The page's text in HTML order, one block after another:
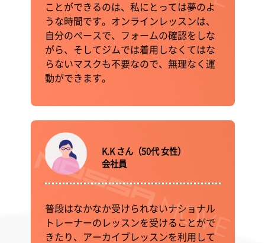
ことができるのは、私にとっては夢のよ
うな時間です。オンラインレッスンは、
自分のペースで、フォームの確認をしな
がら、そしてジムでは着用しなくてはな
らないマスクも不要なので、無理なく運
動ができます。
K.K さん（50代 女性）
会社員
普段はなかなか受けられないナショナル
トレーナーのレッスンを受けることがで
きたり、アーカイブレッスンを利用して